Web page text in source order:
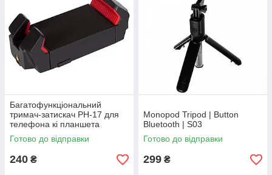
Багатофункціональний
тримач-затискач PH-17 для
телефона кі планшета
Готово до відправки
240 ₴
Monopod Tripod | Button
Bluetooth | S03
Готово до відправки
299 ₴